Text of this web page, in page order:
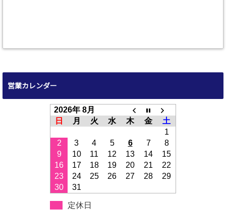
営業カレンダー
2026年 8月
日
月 火 水 木 金
土
1
2
3 4 5 6 7
8
9
10 11 12 13 14
15
16
17 18 19 20 21
22
23
24 25 26 27 28
29
30
31
定休日